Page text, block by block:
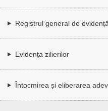
Registrul general de
Evidența zilierilor
Întocmirea și eliberarea